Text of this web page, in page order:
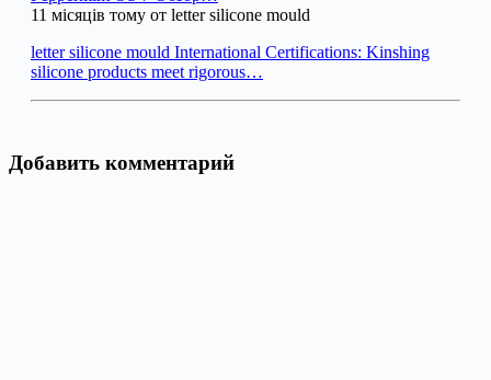
11 місяців тому от letter silicone mould
letter silicone mould International Certifications: Kinshing
silicone products meet rigorous…
Добавить комментарий